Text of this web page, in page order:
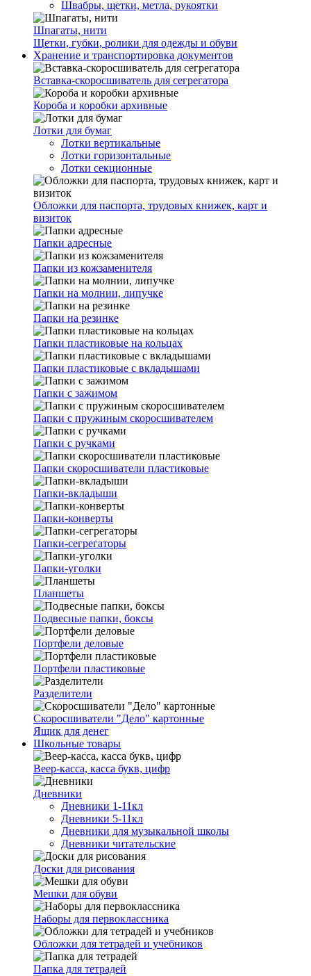
Швабры, щетки, метла, рукоятки
Шпагаты, нити
Щетки, губки, ролики для одежды и обуви
Хранение и транспортировка документов
Вставка-скоросшиватель для сегрегатора
Короба и коробки архивные
Лотки для бумаг
Лотки вертикальные
Лотки горизонтальные
Лотки секционные
Обложки для паспорта, трудовых книжек, карт и
визиток
Папки адресные
Папки из кожзаменителя
Папки на молнии, липучке
Папки на резинке
Папки пластиковые на кольцах
Папки пластиковые с вкладышами
Папки с зажимом
Папки с пружиным скоросшивателем
Папки с ручками
Папки скоросшиватели пластиковые
Папки-вкладыши
Папки-конверты
Папки-сегрегаторы
Папки-уголки
Планшеты
Подвесные папки, боксы
Портфели деловые
Портфели пластиковые
Разделители
Скоросшиватели "Дело" картонные
Ящик для денег
Школьные товары
Веер-касса, касса букв, цифр
Дневники
Дневники 1-11кл
Дневники 5-11кл
Дневники для музыкальной школы
Дневники читательские
Доски для рисования
Мешки для обуви
Наборы для первоклассника
Обложки для тетрадей и учебников
Папка для тетрадей